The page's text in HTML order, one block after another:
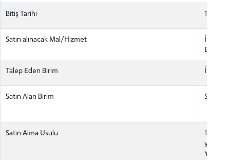
Bitiş Tarihi 16
Satın alınacak Mal/Hizmet
Talep Eden Birim İnşaat
Satın Alan Birim
Satın Alma Usulu